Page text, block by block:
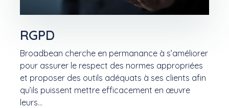
RGPD
Broadbean cherche en permanance à s’améliorer
pour assurer le respect des normes appropriées
et proposer des outils adéquats à ses clients afin
qu’ils puissent mettre efficacement en œuvre
leurs…